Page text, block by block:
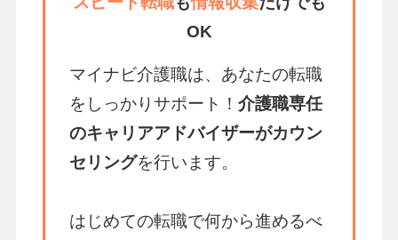
OK
マイナビ介護職は、あなたの転職
をしっかりサポート！ 介護職専任
のキャリアアドバイザーがカウン
セリングを行います。
はじめての転職で何から進めるべ